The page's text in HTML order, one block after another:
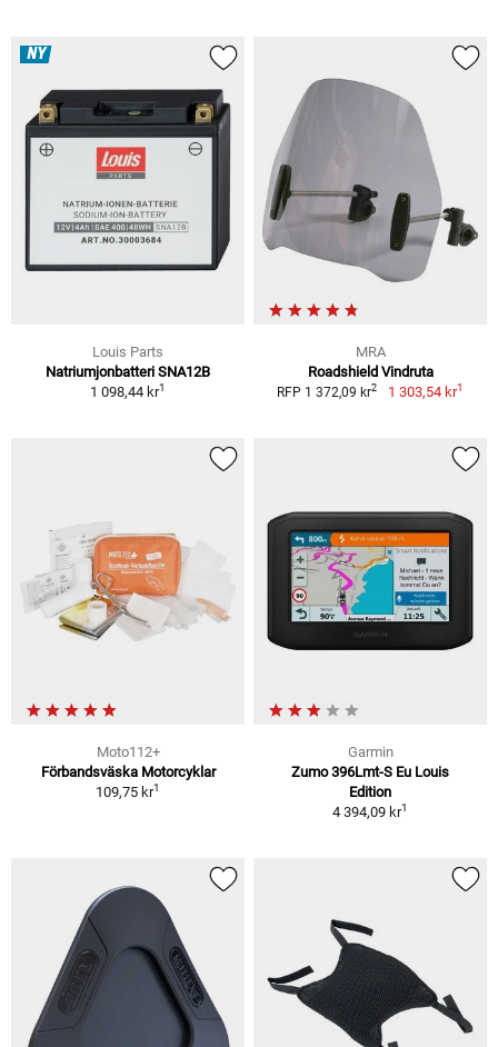
NY
Louis Parts
Natriumjonbatteri SNA12B
1 098,44 kr1
MRA
Roadshield Vindruta
RFP 1 372,09 kr2 1 303,54 kr1
Moto112+
Förbandsväska Motorcyklar
109,75 kr1
Garmin
Zumo 396Lmt-S Eu Louis
Edition
4 394,09 kr1